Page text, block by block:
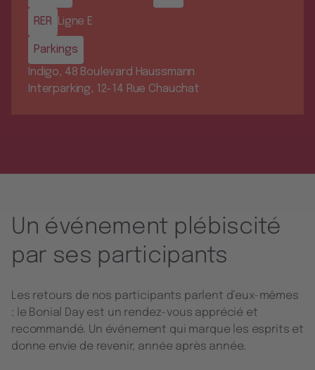
RER Ligne E
Parkings
Indigo, 48 Boulevard Haussmann
Interparking, 12-14 Rue Chauchat
Un événement plébiscité
par ses participants
Les retours de nos participants parlent d’eux-mêmes
: le Bonial Day est un rendez-vous apprécié et
recommandé. Un événement qui marque les esprits et
donne envie de revenir, année après année.